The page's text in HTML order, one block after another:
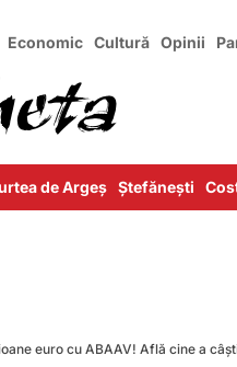
Economic Cultură Opinii
de Argeș Ștefănești
euro cu ABAAV! Află cine a